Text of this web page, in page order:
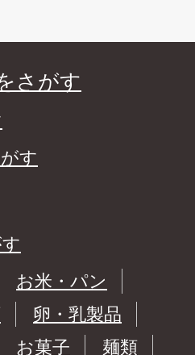
さがす
す
お米・パン
卵・乳製品
お菓子
麺類